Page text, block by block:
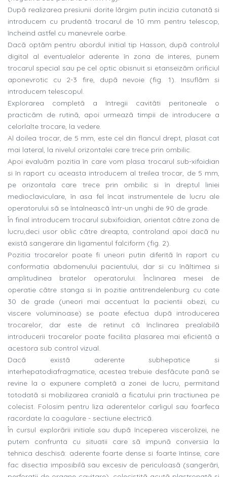
Dupã realizarea presiunii dorite lãrgim putin incizia cutanatã si
introducem cu prudentã trocarul de 10 mm pentru telescop,
încheind astfel cu manevrele oarbe.
Dacã optãm pentru abordul initial tip Hasson, dupã controlul
digital al eventualelor aderente în zona de interes, punem
trocarul special sau pe cel optic obisnuit si etanseizãm orificiul
aponevrotic cu 2-3 fire, dupã nevoie (fig. 1). Insuflãm si
introducem telescopul.
Explorarea completã a întregii cavitãti peritoneale o
practicãm de rutinã, apoi urmeazã timpii de introducere a
celorlalte trocare, la vedere.
Al doilea trocar, de 5 mm, este cel din flancul drept, plasat cat
mai lateral, la nivelul orizontalei care trece prin ombilic.
Apoi evaluãm pozitia în care vom plasa trocarul sub-xifoidian
si în raport cu aceasta introducem al treilea trocar, de 5 mm,
pe orizontala care trece prin ombilic si în dreptul liniei
medioclaviculare, în asa fel încat instrumentele de lucru ale
operatorului sã se întalneascã într-un unghi de 90 de grade.
În final introducem trocarul subxifoidian, orientat cãtre zona de
lucru,deci usor oblic cãtre dreapta, controland apoi dacã nu
existã sangerare din ligamentul falciform (fig. 2).
Pozitia trocarelor poate fi uneori putin diferitã în raport cu
conformatia abdomenului pacientului, dar si cu înãltimea si
amplitudinea bratelor operatorului. Înclinarea mesei de
operatie cãtre stanga si în pozitie antitrendelenburg cu cate
30 de grade (uneori mai accentuat la pacientii obezi, cu
viscere voluminoase) se poate efectua dupã introducerea
trocarelor, dar este de retinut cã înclinarea prealabilã
introducerii trocarelor poate facilita plasarea mai eficientã a
acestora sub control vizual.
Dacã existã aderente subhepatice si
interhepatodiafragmatice, acestea trebuie desfãcute panã se
revine la o expunere completã a zonei de lucru, permitand
totodatã si mobilizarea cranialã a ficatului prin tractiunea pe
colecist. Folosim pentru liza aderentelor carligul sau foarfeca
racordate la coagulare - sectiune electricã.
În cursul explorãrii initiale sau dupã începerea viscerolizei, ne
putem confrunta cu situatii care sã impunã conversia la
tehnica deschisã: aderente foarte dense si foarte întinse, care
fac disectia imposibilã sau excesiv de periculoasã (sangerãri,